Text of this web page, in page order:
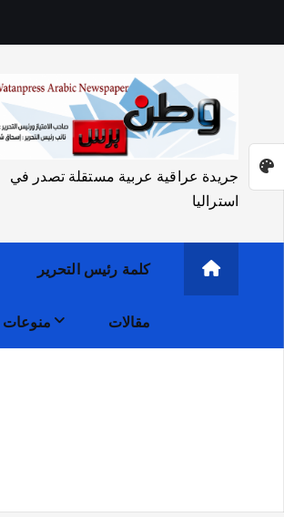
جريدة عراقية عربية مستقلة تصدر في
استراليا
كلمة رئيس التحرير
مقالات منوعات